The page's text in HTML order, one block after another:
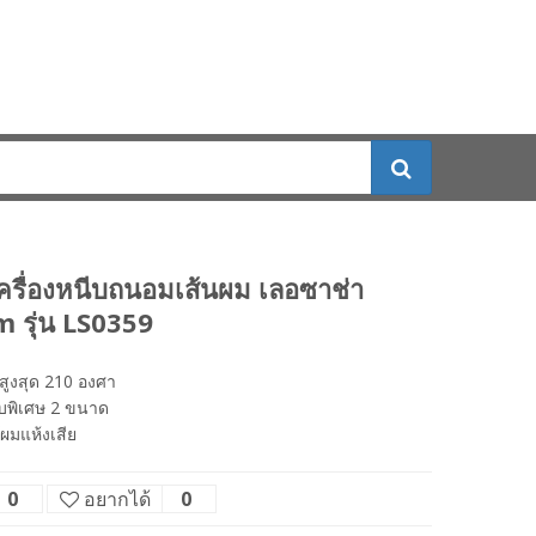
รื่องหนีบถนอมเส้นผม เลอซาช่า
รุ่น LS0359
สุด 210 องศา
เศษ 2 ขนาด
มแห้งเสีย
0 อยากได้ 0